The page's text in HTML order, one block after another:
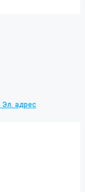
Эл. адрес